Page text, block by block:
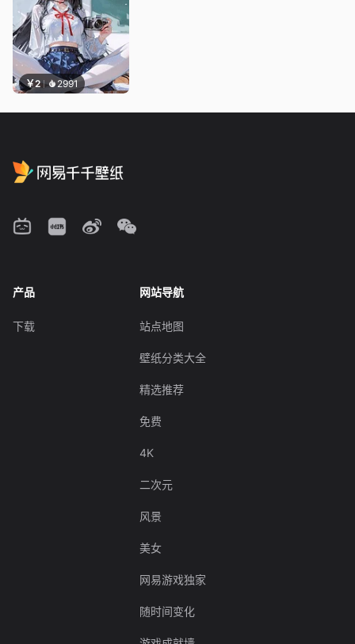
￥2 2991
产品
下载
网站导航
站点地图
壁纸分类大全
精选推荐
免费
4K
二次元
风景
美女
网易游戏独家
随时间变化